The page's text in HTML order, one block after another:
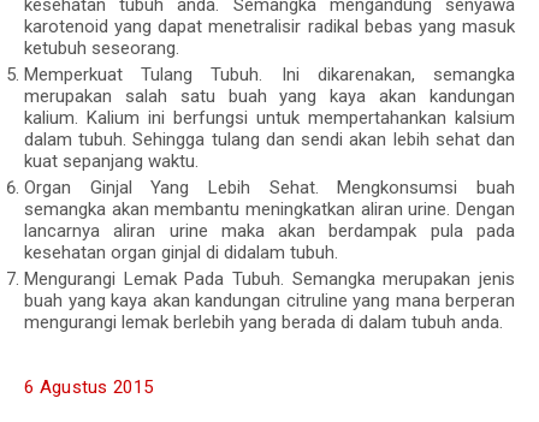
kesehatan tubuh anda. Semangka mengandung senyawa
karotenoid yang dapat menetralisir radikal bebas yang masuk
ketubuh seseorang.
Memperkuat Tulang Tubuh. Ini dikarenakan, semangka
merupakan salah satu buah yang kaya akan kandungan
kalium. Kalium ini berfungsi untuk mempertahankan kalsium
dalam tubuh. Sehingga tulang dan sendi akan lebih sehat dan
kuat sepanjang waktu.
Organ Ginjal Yang Lebih Sehat. Mengkonsumsi buah
semangka akan membantu meningkatkan aliran urine. Dengan
lancarnya aliran urine maka akan berdampak pula pada
kesehatan organ ginjal di didalam tubuh.
Mengurangi Lemak Pada Tubuh. Semangka merupakan jenis
buah yang kaya akan kandungan citruline yang mana berperan
mengurangi lemak berlebih yang berada di dalam tubuh anda.
6 Agustus 2015